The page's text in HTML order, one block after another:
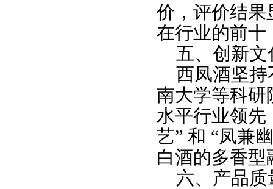
价，评价结果
在行业的前十
五、创新文
西凤酒坚持
南大学等科研
水平行业领先
艺” 和 “凤兼
白酒的多香
六、产品质